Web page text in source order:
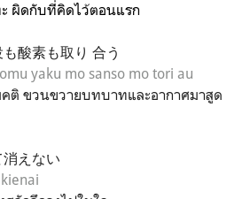
ะ ผิดกับที่คิดไว้ตอนแรก
酸素も取り 合う
yaku mo sanso mo tori au
ติ ขวนขวายบทบาทและอากาศมาสูด
えない